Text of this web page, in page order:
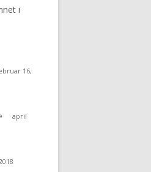
i
16,
april